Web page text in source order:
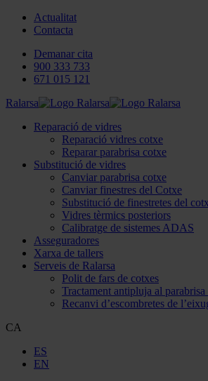
Actualitat
Contacta
Demanar cita
900 333 733
671 015 121
Ralarsa
Reparació de vidres
Reparació vidres cotxe
Reparar parabrisa cotxe
Substitució de vidres
Canviar parabrisa cotxe
Canviar finestres del Cotxe
Substitució de finestretes del
Vidres tèrmics posteriors
Calibratge de sistemes ADAS
Asseguradores
Xarxa de tallers
Serveis de Ralarsa
Polit de fars de cotxes
Tractament antipluja al
Recanvi d’escombretes de
CA
ES
EN